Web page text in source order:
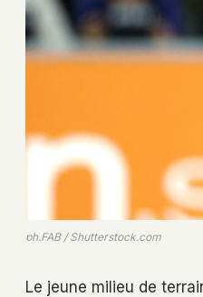
ph.FAB / Shutterstock.com
Le jeune milieu de